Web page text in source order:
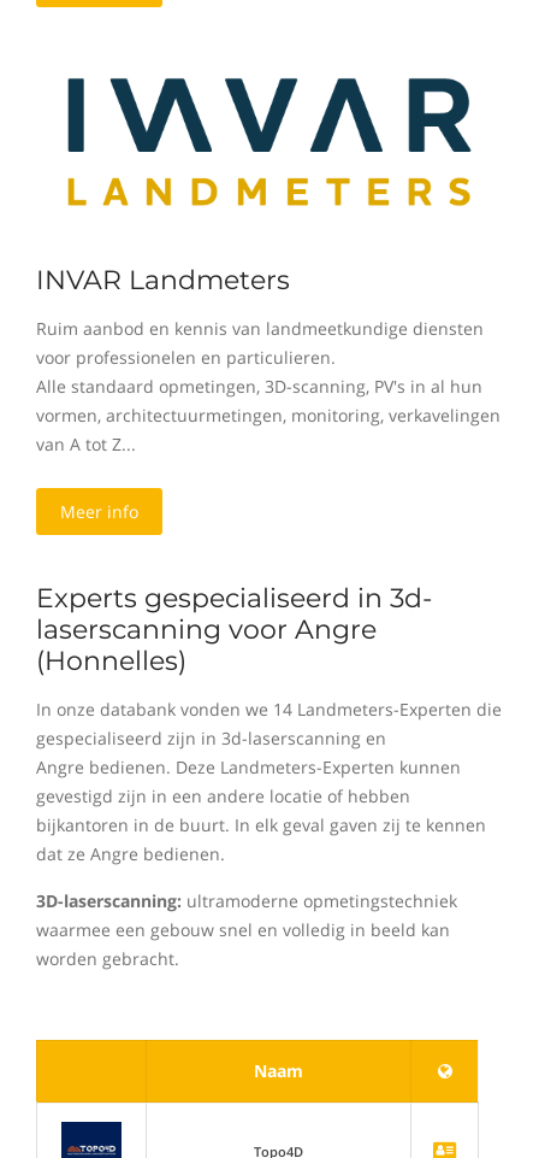
INVAR Landmeters
Ruim aanbod en kennis van landmeetkundige diensten
voor professionelen en particulieren.
Alle standaard opmetingen, 3D-scanning, PV's in al hun
vormen, architectuurmetingen, monitoring, verkavelingen
van A tot Z...
Meer info
Experts gespecialiseerd in 3d-
laserscanning voor Angre
(Honnelles)
In onze databank vonden we 14 Landmeters-Experten die
gespecialiseerd zijn in 3d-laserscanning en
Angre bedienen. Deze Landmeters-Experten kunnen
gevestigd zijn in een andere locatie of hebben
bijkantoren in de buurt. In elk geval gaven zij te kennen
dat ze Angre bedienen.
3D-laserscanning: ultramoderne opmetingstechniek
waarmee een gebouw snel en volledig in beeld kan
worden gebracht.
Naam
Topo4D